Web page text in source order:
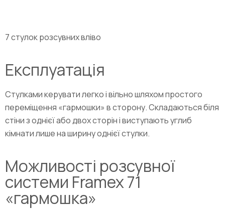
7 стулок розсувних вліво
Експлуатація
Стулками керувати легко і вільно шляхом простого
переміщення «гармошки» в сторону. Складаються біля
стіни з однієї або двох сторін і виступають углиб
кімнати лише на ширину однієї стулки.
Можливості розсувної
системи Framex 71
«гармошка»